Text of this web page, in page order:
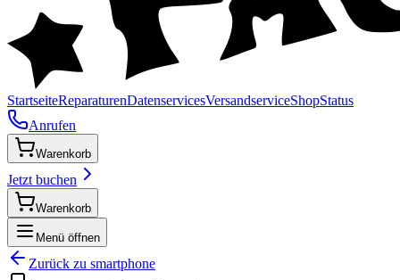
StartseiteReparaturenDatenservicesVersandserviceShopStatus
Anrufen
Warenkorb
Jetzt buchen
Warenkorb
Menü öffnen
Zurück zu smartphone